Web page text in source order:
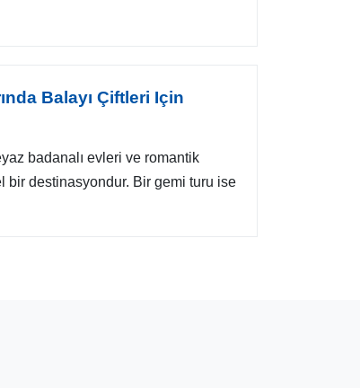
Balayı Çiftleri Için
badanalı evleri ve romantik
bir destinasyondur. Bir gemi turu ise